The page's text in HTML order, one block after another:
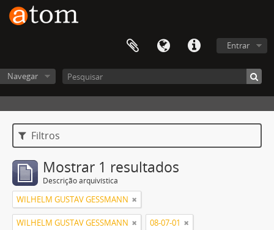
Entrar
Navegar
Filtros
Mostrar 1 resultados
Descrição arquivística
WILHELM GUSTAV GESSMANN
WILHELM GUSTAV GESSMANN 08-07-01